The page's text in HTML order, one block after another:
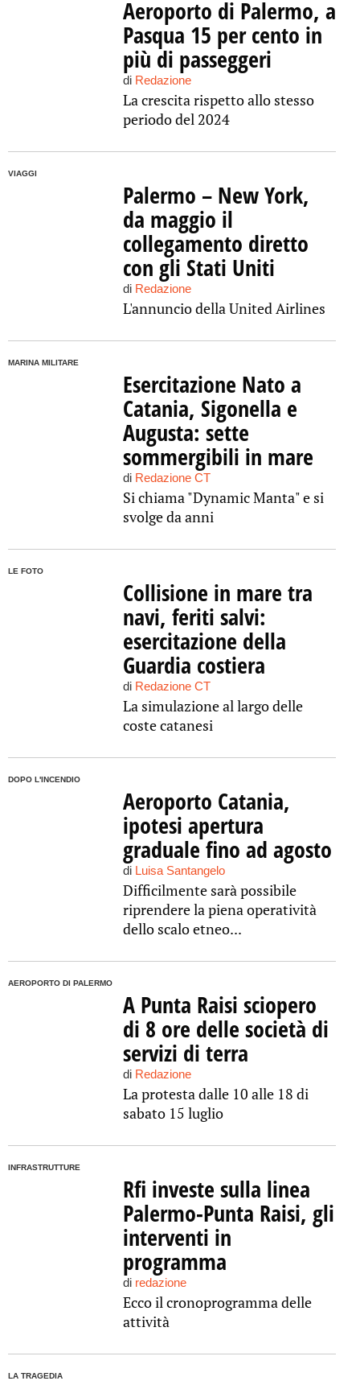
Aeroporto di Palermo, a
Pasqua 15 per cento in
più di passeggeri
di Redazione
La crescita rispetto allo stesso
periodo del 2024
VIAGGI
Palermo – New York,
da maggio il
collegamento diretto
con gli Stati Uniti
di Redazione
L'annuncio della United Airlines
MARINA MILITARE
Esercitazione Nato a
Catania, Sigonella e
Augusta: sette
sommergibili in mare
di Redazione CT
Si chiama "Dynamic Manta" e si
svolge da anni
LE FOTO
Collisione in mare tra
navi, feriti salvi:
esercitazione della
Guardia costiera
di Redazione CT
La simulazione al largo delle
coste catanesi
DOPO L'INCENDIO
Aeroporto Catania,
ipotesi apertura
graduale fino ad agosto
di Luisa Santangelo
Difficilmente sarà possibile
riprendere la piena operatività
dello scalo etneo...
AEROPORTO DI PALERMO
A Punta Raisi sciopero
di 8 ore delle società di
servizi di terra
di Redazione
La protesta dalle 10 alle 18 di
sabato 15 luglio
INFRASTRUTTURE
Rfi investe sulla linea
Palermo-Punta Raisi, gli
interventi in
programma
di redazione
Ecco il cronoprogramma delle
attività
LA TRAGEDIA